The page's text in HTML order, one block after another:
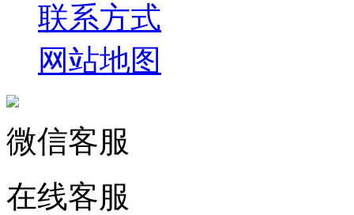
联系方式
网站地图
微信客服
在线客服